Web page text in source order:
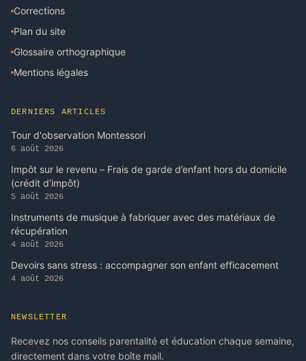
Corrections
Plan du site
Glossaire orthographique
Mentions légales
DERNIERS ARTICLES
Tour d'observation Montessori
6 août 2026
Impôt sur le revenu – Frais de garde d’enfant hors du domicile
(crédit d’impôt)
5 août 2026
Instruments de musique à fabriquer avec des matériaux de
récupération
4 août 2026
Devoirs sans stress : accompagner son enfant efficacement
4 août 2026
NEWSLETTER
Recevez nos conseils parentalité et éducation chaque semaine,
directement dans votre boîte mail.